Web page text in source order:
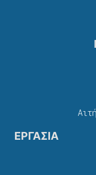
ΕΡΓΑΣΙΑ